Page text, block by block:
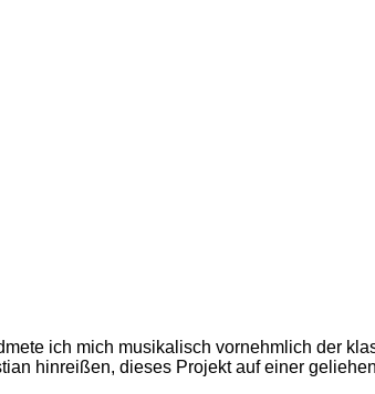
ich mich musikalisch vornehmlich der
hinreißen, dieses Projekt auf einer